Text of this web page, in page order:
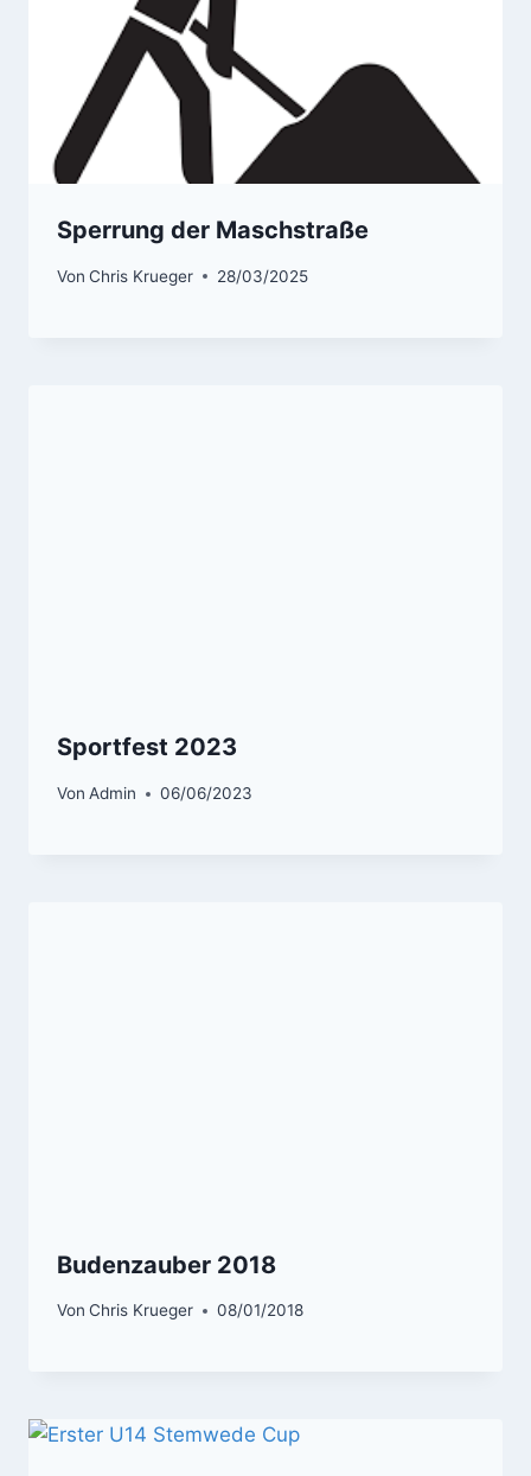
Sperrung der Maschstraße
Von Chris Krueger 28/03/2025
Sportfest 2023
Von Admin 06/06/2023
Budenzauber 2018
Von Chris Krueger 08/01/2018